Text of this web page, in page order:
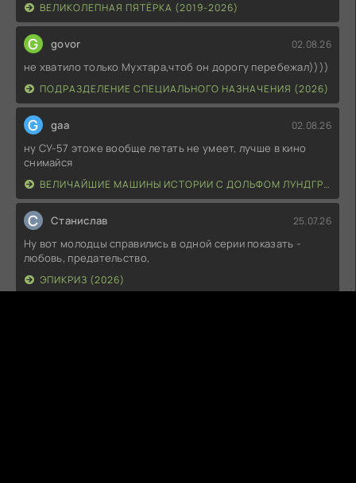
ВЕЛИКОЛЕПНАЯ ПЯТЁРКА (2019-2026)
G govor 02.08.26
не хватило только Мухтара,чтоб он дорогу перебежал))))
ПОДРАЗДЕЛЕНИЕ СПЕЦИАЛЬНОГО НАЗНАЧЕНИЯ (2026)
G gaa 02.08.26
ну СУ-57 этоже вообще летать не умеет, лучше в кино
снимайся
ВЕЛИЧАЙШИЕ МАШИНЫ ИСТОРИИ С ДОЛЬФОМ ЛУНДГРЕНОМ (2026)
С Станислав 25.07.26
Ну вот молодцы справились в одной серии показать -
любовь, предательство,
ЭПИКРИЗ (2026)